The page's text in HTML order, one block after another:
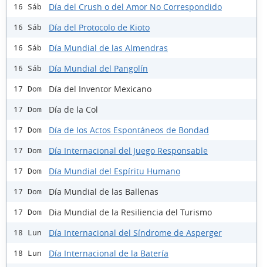
16 Sáb Día del Crush o del Amor No Correspondido
16 Sáb Día del Protocolo de Kioto
16 Sáb Día Mundial de las Almendras
16 Sáb Día Mundial del Pangolín
17 Dom Día del Inventor Mexicano
17 Dom Día de la Col
17 Dom Día de los Actos Espontáneos de Bondad
17 Dom Día Internacional del Juego Responsable
17 Dom Día Mundial del Espíritu Humano
17 Dom Día Mundial de las Ballenas
17 Dom Dia Mundial de la Resiliencia del Turismo
18 Lun Día Internacional del Síndrome de Asperger
18 Lun Día Internacional de la Batería